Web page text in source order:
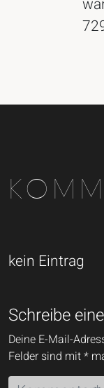
kein Eintrag
Schreibe
Deine E-Mail-
Felder sind mit*